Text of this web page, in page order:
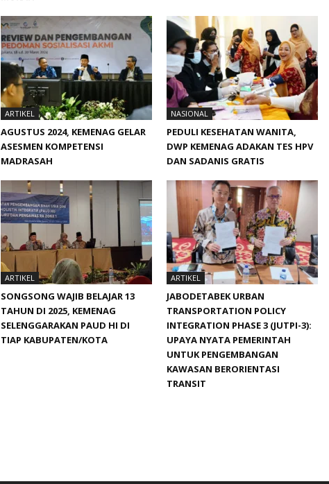
ARTIKEL
AGUSTUS 2024, KEMENAG GELAR
ASESMEN KOMPETENSI
MADRASAH
NASIONAL
PEDULI KESEHATAN WANITA,
DWP KEMENAG ADAKAN TES HPV
DAN SADANIS GRATIS
ARTIKEL
SONGSONG WAJIB BELAJAR 13
TAHUN DI 2025, KEMENAG
SELENGGARAKAN PAUD HI DI
TIAP KABUPATEN/KOTA
ARTIKEL
JABODETABEK URBAN
TRANSPORTATION POLICY
INTEGRATION PHASE 3 (JUTPI-3):
UPAYA NYATA PEMERINTAH
UNTUK PENGEMBANGAN
KAWASAN BERORIENTASI
TRANSIT